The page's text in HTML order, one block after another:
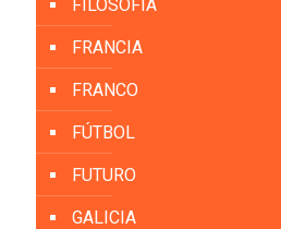
FILOSOFÍA
FRANCIA
FRANCO
FÚTBOL
FUTURO
GALICIA